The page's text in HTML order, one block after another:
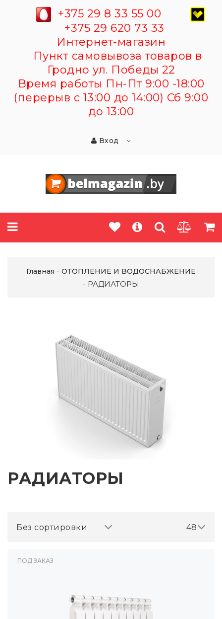
+375 29 8 33 55 00
+375 29 620 73 33
Интернет-магазин
Пункт самовывоза товаров в
Гродно ул. Победы 22
Время работы Пн-Пт 9:00 -18:00
(перерыв с 13:00 до 14:00) Сб 9:00
до 13:00
Вход
Главная ОТОПЛЕНИЕ И ВОДОСНАБЖЕНИЕ
РАДИАТОРЫ
РАДИАТОРЫ
48
Без сортировки
ПОД ЗАКАЗ